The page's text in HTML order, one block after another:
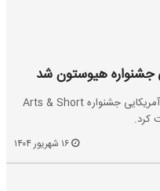
جشنواره هیوستون شد
فیلم کوتاه «پاسوز» جایزه بهترین فیلم غیر آمریکایی جشنواره Arts & Short